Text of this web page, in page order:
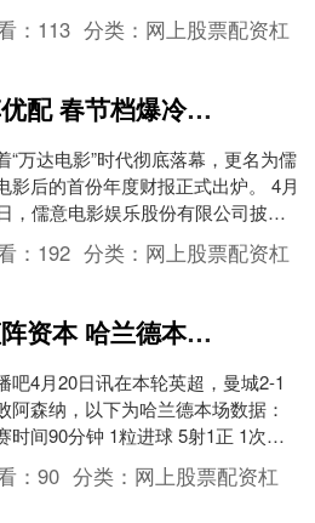
临床痛点：一个困扰4亿中国人
色地带” ....
： 113 分类： 网上股票配资杠
车优配 春节档爆冷了? 一季度全国电影票房下降51%! 万达电影更名后首场大考: 扣非净利大降92.5%
“万达电影”时代彻底落幕，更名为儒
影后的首份年度财报正式出炉。 4月
，儒意电影娱乐股份有限公司披露
年年度报告与2026年第一季度报
年....
： 192 分类： 网上股票配资杠
钜阵资本 哈兰德本场数据: 1粒进球, 5射1正, 2次错失良机, 1次中框
吧4月20日讯在本轮英超，曼城2-1
阿森纳，以下为哈兰德本场数据：
时间90分钟 1粒进球 5射1正 1次中
2次错失良机 28次触球 1次关键传....
：90 分类： 网上股票配资杠